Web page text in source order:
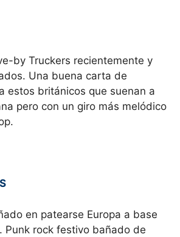
by Truckers recientemente y
Una buena carta de
estos británicos que suenan a
pero con un giro más melódico
en patearse Europa a base
Punk rock festivo bañado de